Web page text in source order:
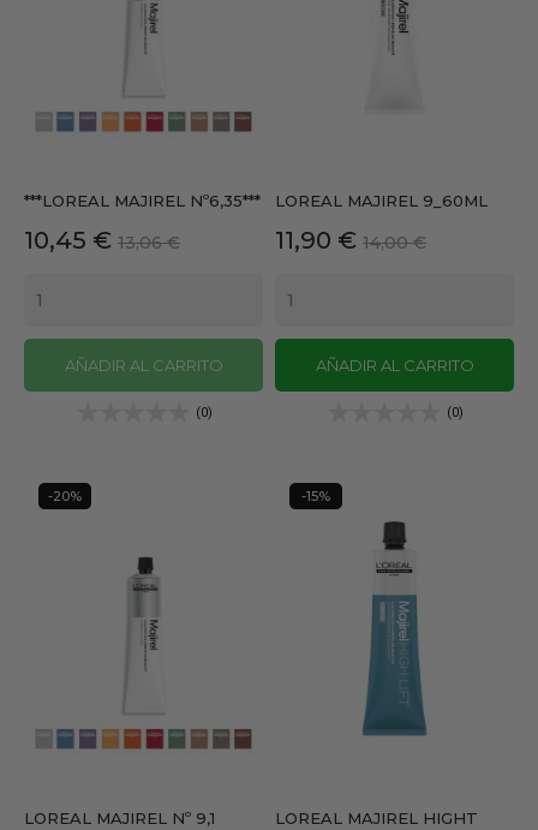
***LOREAL MAJIREL Nº6,35***
Precio
10,45 € Precio
13,06 €
AÑADIR AL CARRITO
(0)
LOREAL MAJIREL 9_60ML
Precio
11,90 € Precio
14,00 €
AÑADIR AL CARRITO
(0)
LOREAL MAJIREL Nº 9,1
-20%
LOREAL MAJIREL HIGHT
-15%